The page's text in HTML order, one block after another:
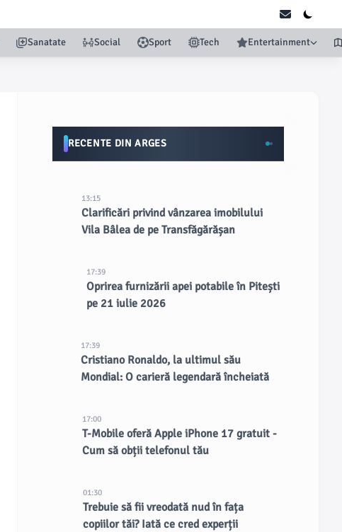
Sanatate Social Sport Tech Entertainment
RECENTE DIN ARGES
13:15
Clarificări privind vânzarea imobilului
Vila Bâlea de pe Transfăgărășan
17:39
Oprirea furnizării apei potabile în Pitești
pe 21 iulie 2026
17:39
Cristiano Ronaldo, la ultimul său
Mondial: O carieră legendară încheiată
17:00
T-Mobile oferă Apple iPhone 17 gratuit -
Cum să obții telefonul tău
01:30
Trebuie să fii vreodată nud în fața
copiilor tăi? Iată ce cred experții